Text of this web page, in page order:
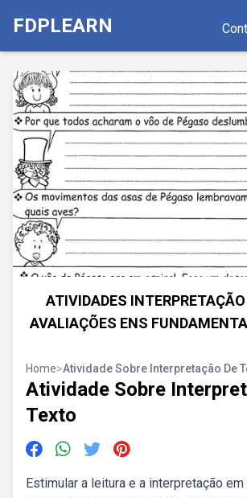
FDPLEARN
ATIVIDADES
AVALIAÇÕES ENS
Home>Atividade Sobre Interpretação De
Atividade Sobre
Texto
Estimular a leitura e a interpretação em